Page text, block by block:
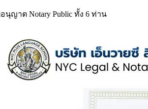
นุญาต Notary Public ทั้ง 6 ท่าน